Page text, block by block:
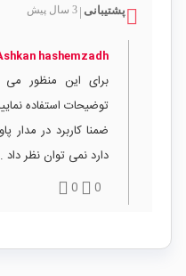
پشتیبانی 3 سال پیش
hashemzadh
برای این منظور می
توضیحات استفاده
ضمنا کاربرد در
دارد نمی توان نظر داد .
0
0